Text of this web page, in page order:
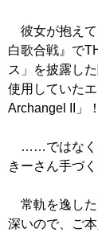
彼女が抱えて
白歌合戦』で
ス」を披露し
使用していた
Archangel II」！
……ではなく
きーさん手づ
常軌を逸した
深いので、ご